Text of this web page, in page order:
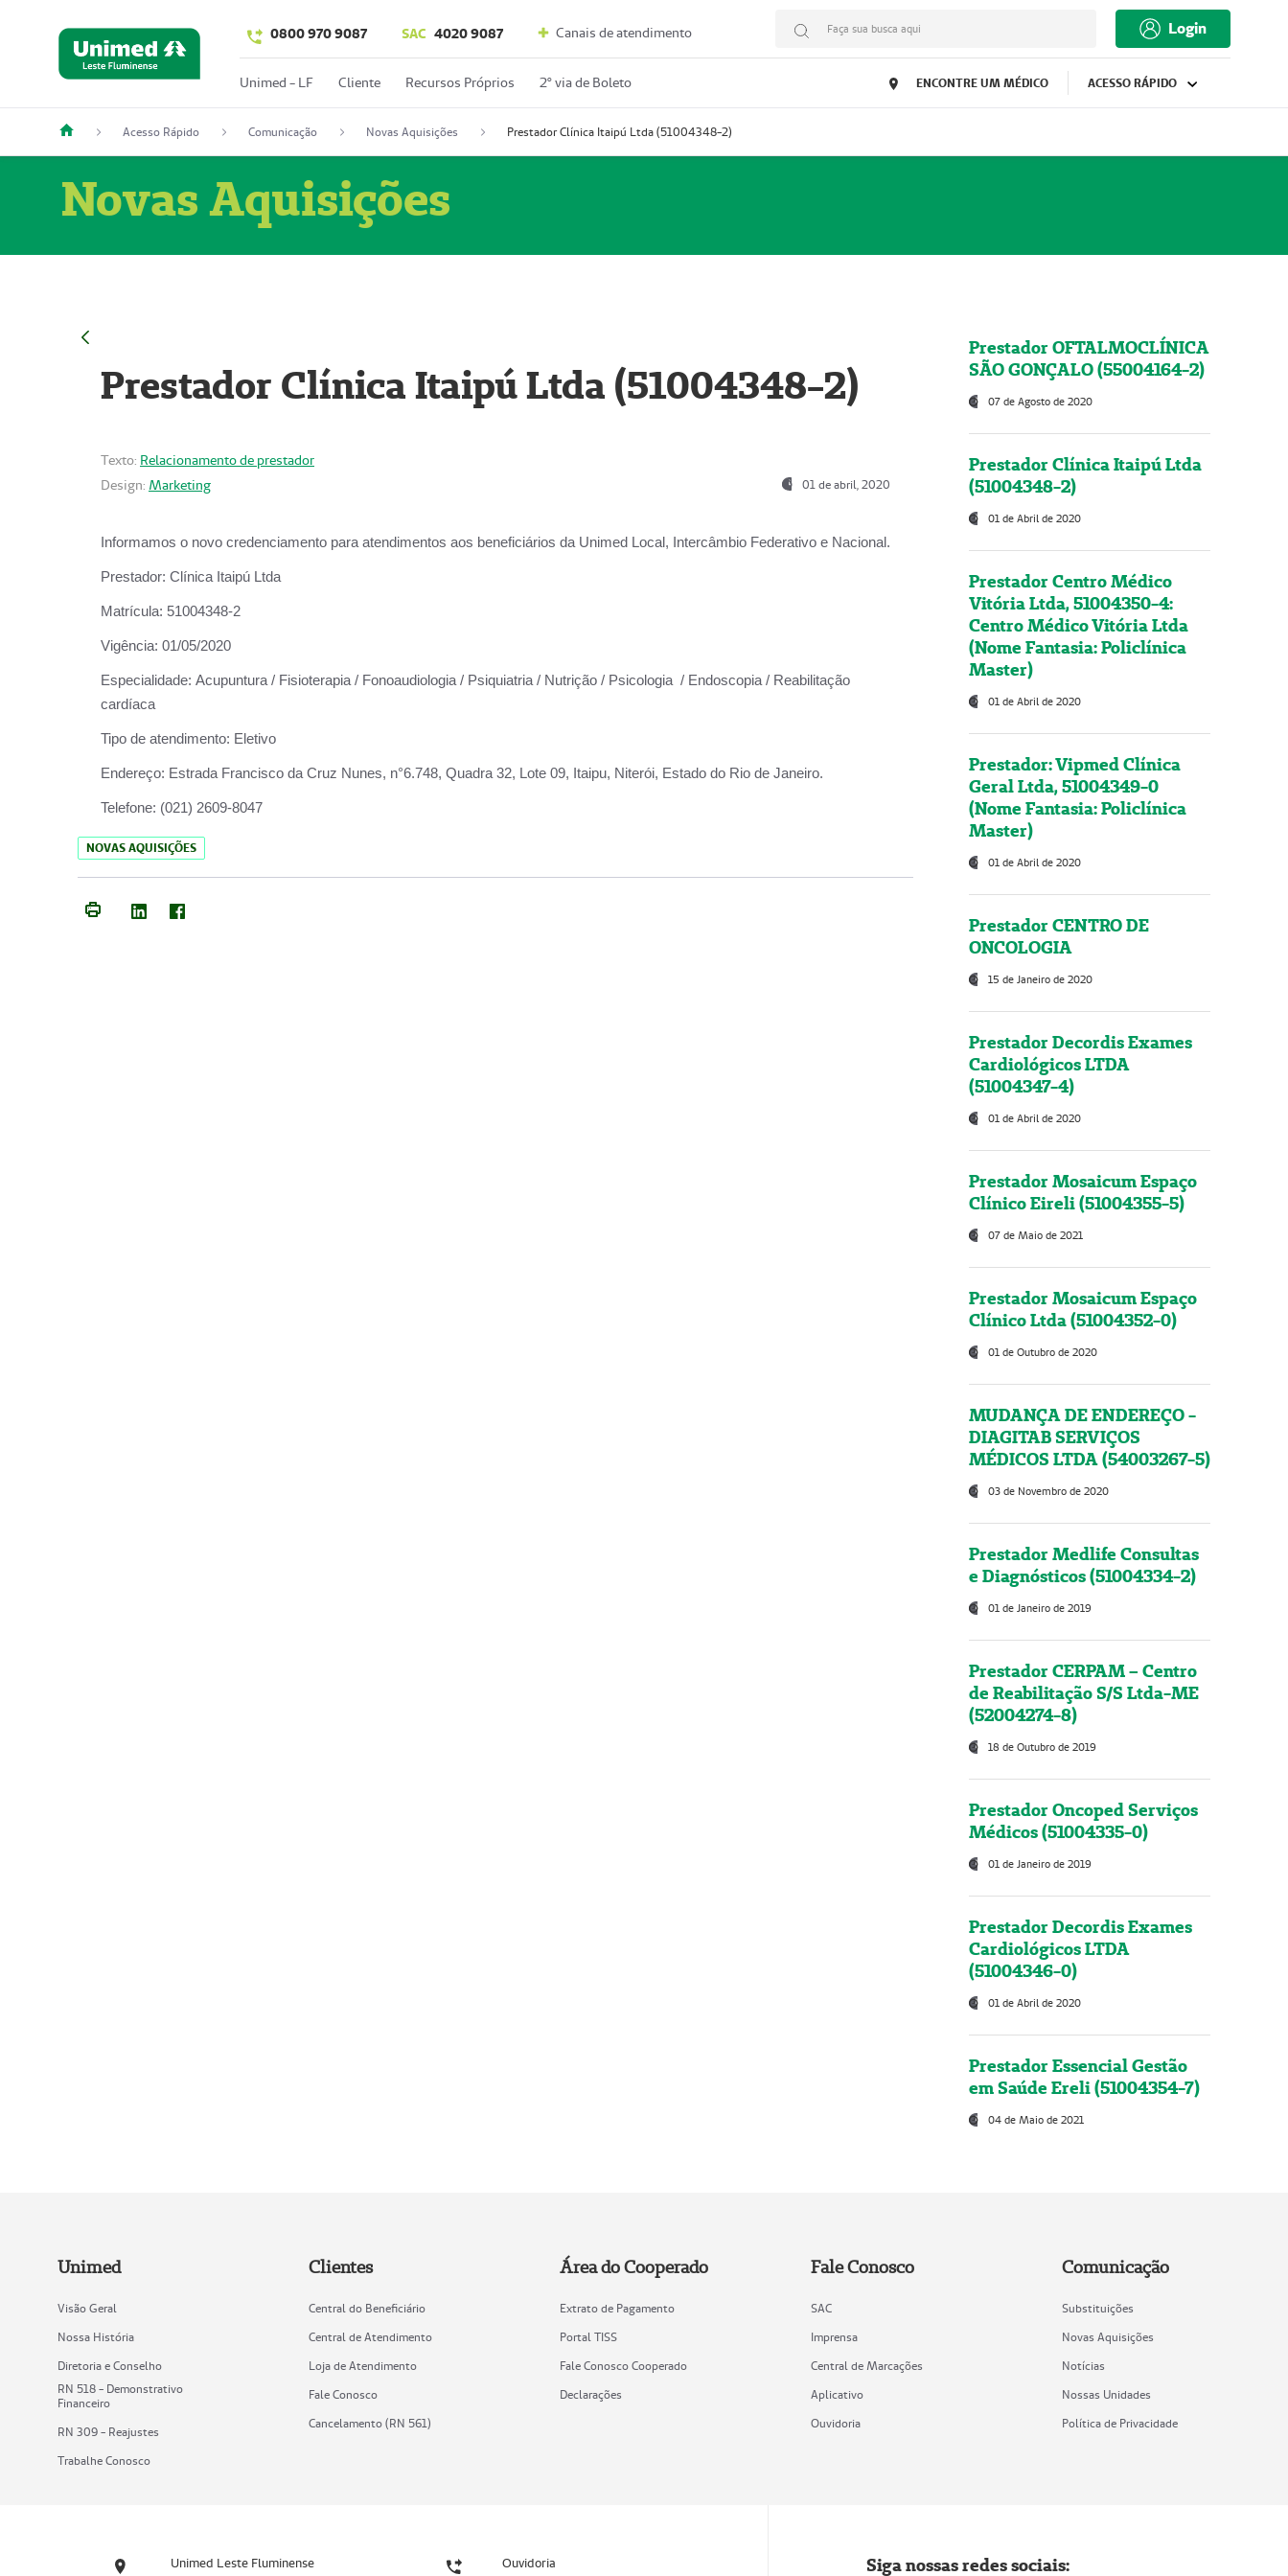
0800 970 9087 SAC 4020 9087 Canais de atendimento Faça sua busca aqui Login
Unimed - LF Cliente Recursos Próprios 2º via de Boleto ENCONTRE UM MÉDICO ACESSO RÁPIDO
Acesso Rápido Comunicação Novas Aquisições Prestador Clínica Itaipú Ltda (51004348-2)
Novas Aquisições
Prestador Clínica Itaipú Ltda (51004348-2)
Texto: Relacionamento de prestador
Design: Marketing 01 de abril, 2020
Informamos o novo credenciamento para atendimentos aos beneficiários da Unimed Local, Intercâmbio Federativo e Nacional.
Prestador: Clínica Itaipú Ltda
Matrícula: 51004348-2
Vigência: 01/05/2020
Especialidade: Acupuntura / Fisioterapia / Fonoaudiologia / Psiquiatria / Nutrição / Psicologia / Endoscopia / Reabilitação
cardíaca
Tipo de atendimento: Eletivo
Endereço: Estrada Francisco da Cruz Nunes, n°6.748, Quadra 32, Lote 09, Itaipu, Niterói, Estado do Rio de Janeiro.
Telefone: (021) 2609-8047
NOVAS AQUISIÇÕES
Prestador OFTALMOCLÍNICA
SÃO GONÇALO (55004164-2)
07 de Agosto de 2020
Prestador Clínica Itaipú Ltda
(51004348-2)
01 de Abril de 2020
Prestador Centro Médico
Vitória Ltda, 51004350-4:
Centro Médico Vitória Ltda
(Nome Fantasia: Policlínica
Master)
01 de Abril de 2020
Prestador: Vipmed Clínica
Geral Ltda, 51004349-0
(Nome Fantasia: Policlínica
Master)
01 de Abril de 2020
Prestador CENTRO DE
ONCOLOGIA
15 de Janeiro de 2020
Prestador Decordis Exames
Cardiológicos LTDA
(51004347-4)
01 de Abril de 2020
Prestador Mosaicum Espaço
Clínico Eireli (51004355-5)
07 de Maio de 2021
Prestador Mosaicum Espaço
Clínico Ltda (51004352-0)
01 de Outubro de 2020
MUDANÇA DE ENDEREÇO -
DIAGITAB SERVIÇOS
MÉDICOS LTDA (54003267-5)
03 de Novembro de 2020
Prestador Medlife Consultas
e Diagnósticos (51004334-2)
01 de Janeiro de 2019
Prestador CERPAM – Centro
de Reabilitação S/S Ltda-ME
(52004274-8)
18 de Outubro de 2019
Prestador Oncoped Serviços
Médicos (51004335-0)
01 de Janeiro de 2019
Prestador Decordis Exames
Cardiológicos LTDA
(51004346-0)
01 de Abril de 2020
Prestador Essencial Gestão
em Saúde Ereli (51004354-7)
04 de Maio de 2021
Unimed
Visão Geral
Nossa História
Diretoria e Conselho
RN 518 - Demonstrativo
Financeiro
RN 309 - Reajustes
Trabalhe Conosco
Clientes
Central do Beneficiário
Central de Atendimento
Loja de Atendimento
Fale Conosco
Cancelamento (RN 561)
Área do Cooperado
Extrato de Pagamento
Portal TISS
Fale Conosco Cooperado
Declarações
Fale Conosco
SAC
Imprensa
Central de Marcações
Aplicativo
Ouvidoria
Comunicação
Substituições
Novas Aquisições
Notícias
Nossas Unidades
Política de Privacidade
Unimed Leste Fluminense Ouvidoria Siga nossas redes sociais: